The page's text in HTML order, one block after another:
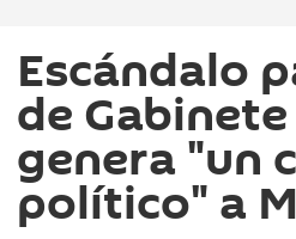
Escándalo
de
genera "un
político" a